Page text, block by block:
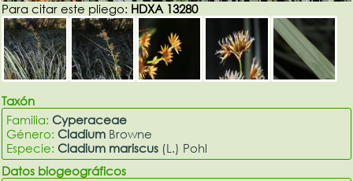
Para citar este pliego: HDXA 13280
Taxón
Familia:Cyperaceae
Género:Cladium Browne
Especie:Cladium mariscus (L.) Pohl
Datos biogeográficos